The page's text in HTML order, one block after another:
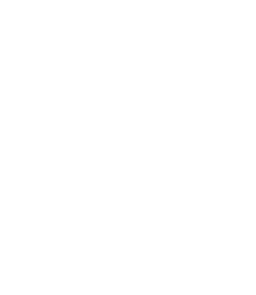
Asklepios. Ein Frevel, der